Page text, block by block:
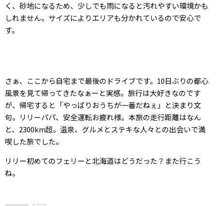
く、砂地になるため、少しでも雨になると汚れやすい環境かも
しれません。サイズによりエリアも分かれているので安心で
す。
さぁ、ここから自宅まで最後のドライブです。10日ぶりの都心
風景を見て帰ってきたなぁーと実感。旅行は大好きなのです
が、帰宅すると「やっぱりおうちが一番だねぇ」と決まり文
句。リリーパパ、安全運転お疲れ様。本旅の走行距離はなん
と、2300km超。温泉、グルメとステキな人々との出会いで満
喫した旅でした。
リリー初めてのフェリーと北海道はどうだった？また行こう
ね。